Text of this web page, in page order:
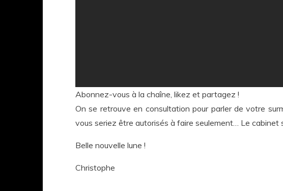
Abonnez-vous à la chaîne, likez et partagez !
On se retrouve en consultation pour parler de votre
vous seriez être autorisés à faire seulement… Le
Belle nouvelle lune !
Christophe